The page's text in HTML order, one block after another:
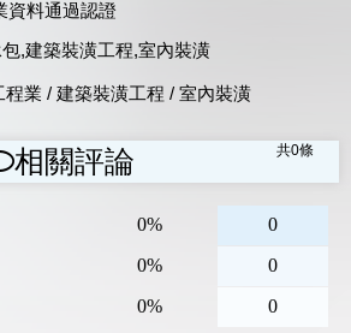
資料通過認證
,建築裝潢工程,室內裝潢
程業 / 建築裝潢工程 / 室內裝潢
共0條
相關評論